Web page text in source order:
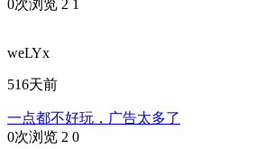
0次浏览 2 1
weLYx
516天前
一点都不好玩，广告太多了
0次浏览 2 0